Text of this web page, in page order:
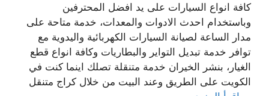
كافة انواع السيارات على يد افضل المحترفين
وباستخدام احدث الادوات والمعدات، خدمة متاحة على
مدار الساعة لصيانة السيارات الكهربائية واليدوية مع
توافر خدمة تبديل التواير والبطاريات وكافة انواع قطع
الغيار، بنشر الخيران خدمة متنقلة تصلك اينما كنت في
الكويت على الطريق وعند البيت من خلال كراج متنقل